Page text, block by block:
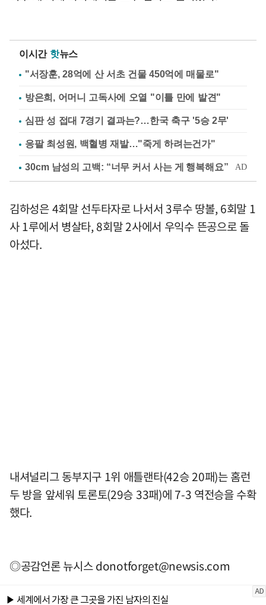
이시간 핫뉴스
"서장훈, 28억에 산 서초 건물 450억에 매물로"
방은희, 어머니 고독사에 오열 "이틀 만에 발견"
심판 성 접대 7경기 결과는?…한국 축구 '5승 2무'
응팔 최성원, 백혈병 재발…"죽게 하려는건가"
김하성은 4회말 선두타자로 나서서 3루수 땅볼, 6회말 1
사 1루에서 병살타, 8회말 2사에서 우익수 뜬공으로 돌
아섰다.
내셔널리그 동부지구 1위 애틀랜타(42승 20패)는 홈런
두 방을 앞세워 토론토(29승 33패)에 7-3 역전승을 수확
했다.
◎공감언론 뉴시스donotforget@newsis.com